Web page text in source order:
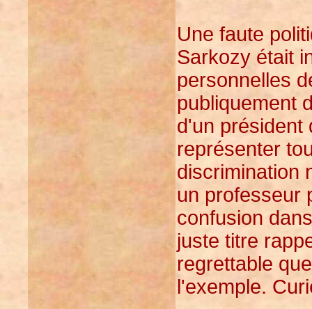
Une faute
Sarkozy était
personnelles
publiquement
d'un président
représenter
discrimination
un professeur
confusion
juste titre
regrettable
l'exemple.